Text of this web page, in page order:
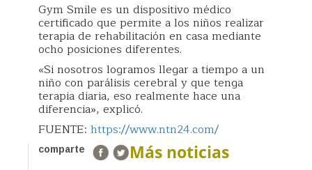
Gym Smile es un dispositivo médico
certificado que permite a los niños realizar
terapia de rehabilitación en casa mediante
ocho posiciones diferentes.
«Si nosotros logramos llegar a tiempo a un
niño con parálisis cerebral y que tenga
terapia diaria, eso realmente hace una
diferencia», explicó.
FUENTE: https://www.ntn24.com/
comparte Más noticias